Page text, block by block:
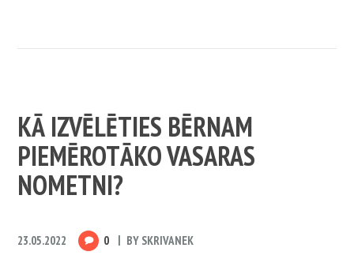
KĀ IZVĒLĒTIES BĒRNAM
PIEMĒROTĀKO VASARAS
NOMETNI?
23.05.2022 0 BY SKRIVANEK